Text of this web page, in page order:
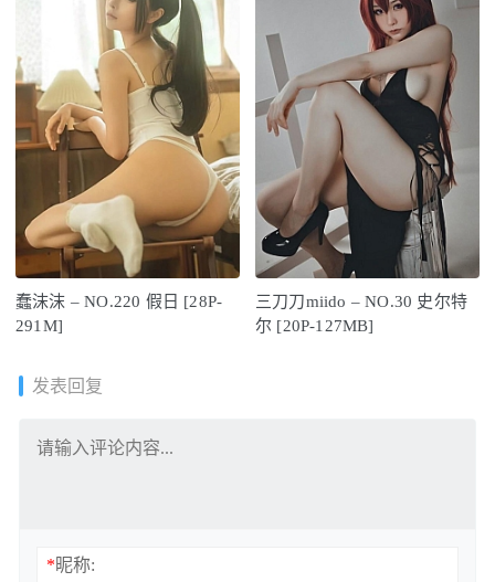
蠢沫沫 – NO.220 假日 [28P-
291M]
三刀刀miido – NO.30 史尔特
尔 [20P-127MB]
发表回复
*昵称: